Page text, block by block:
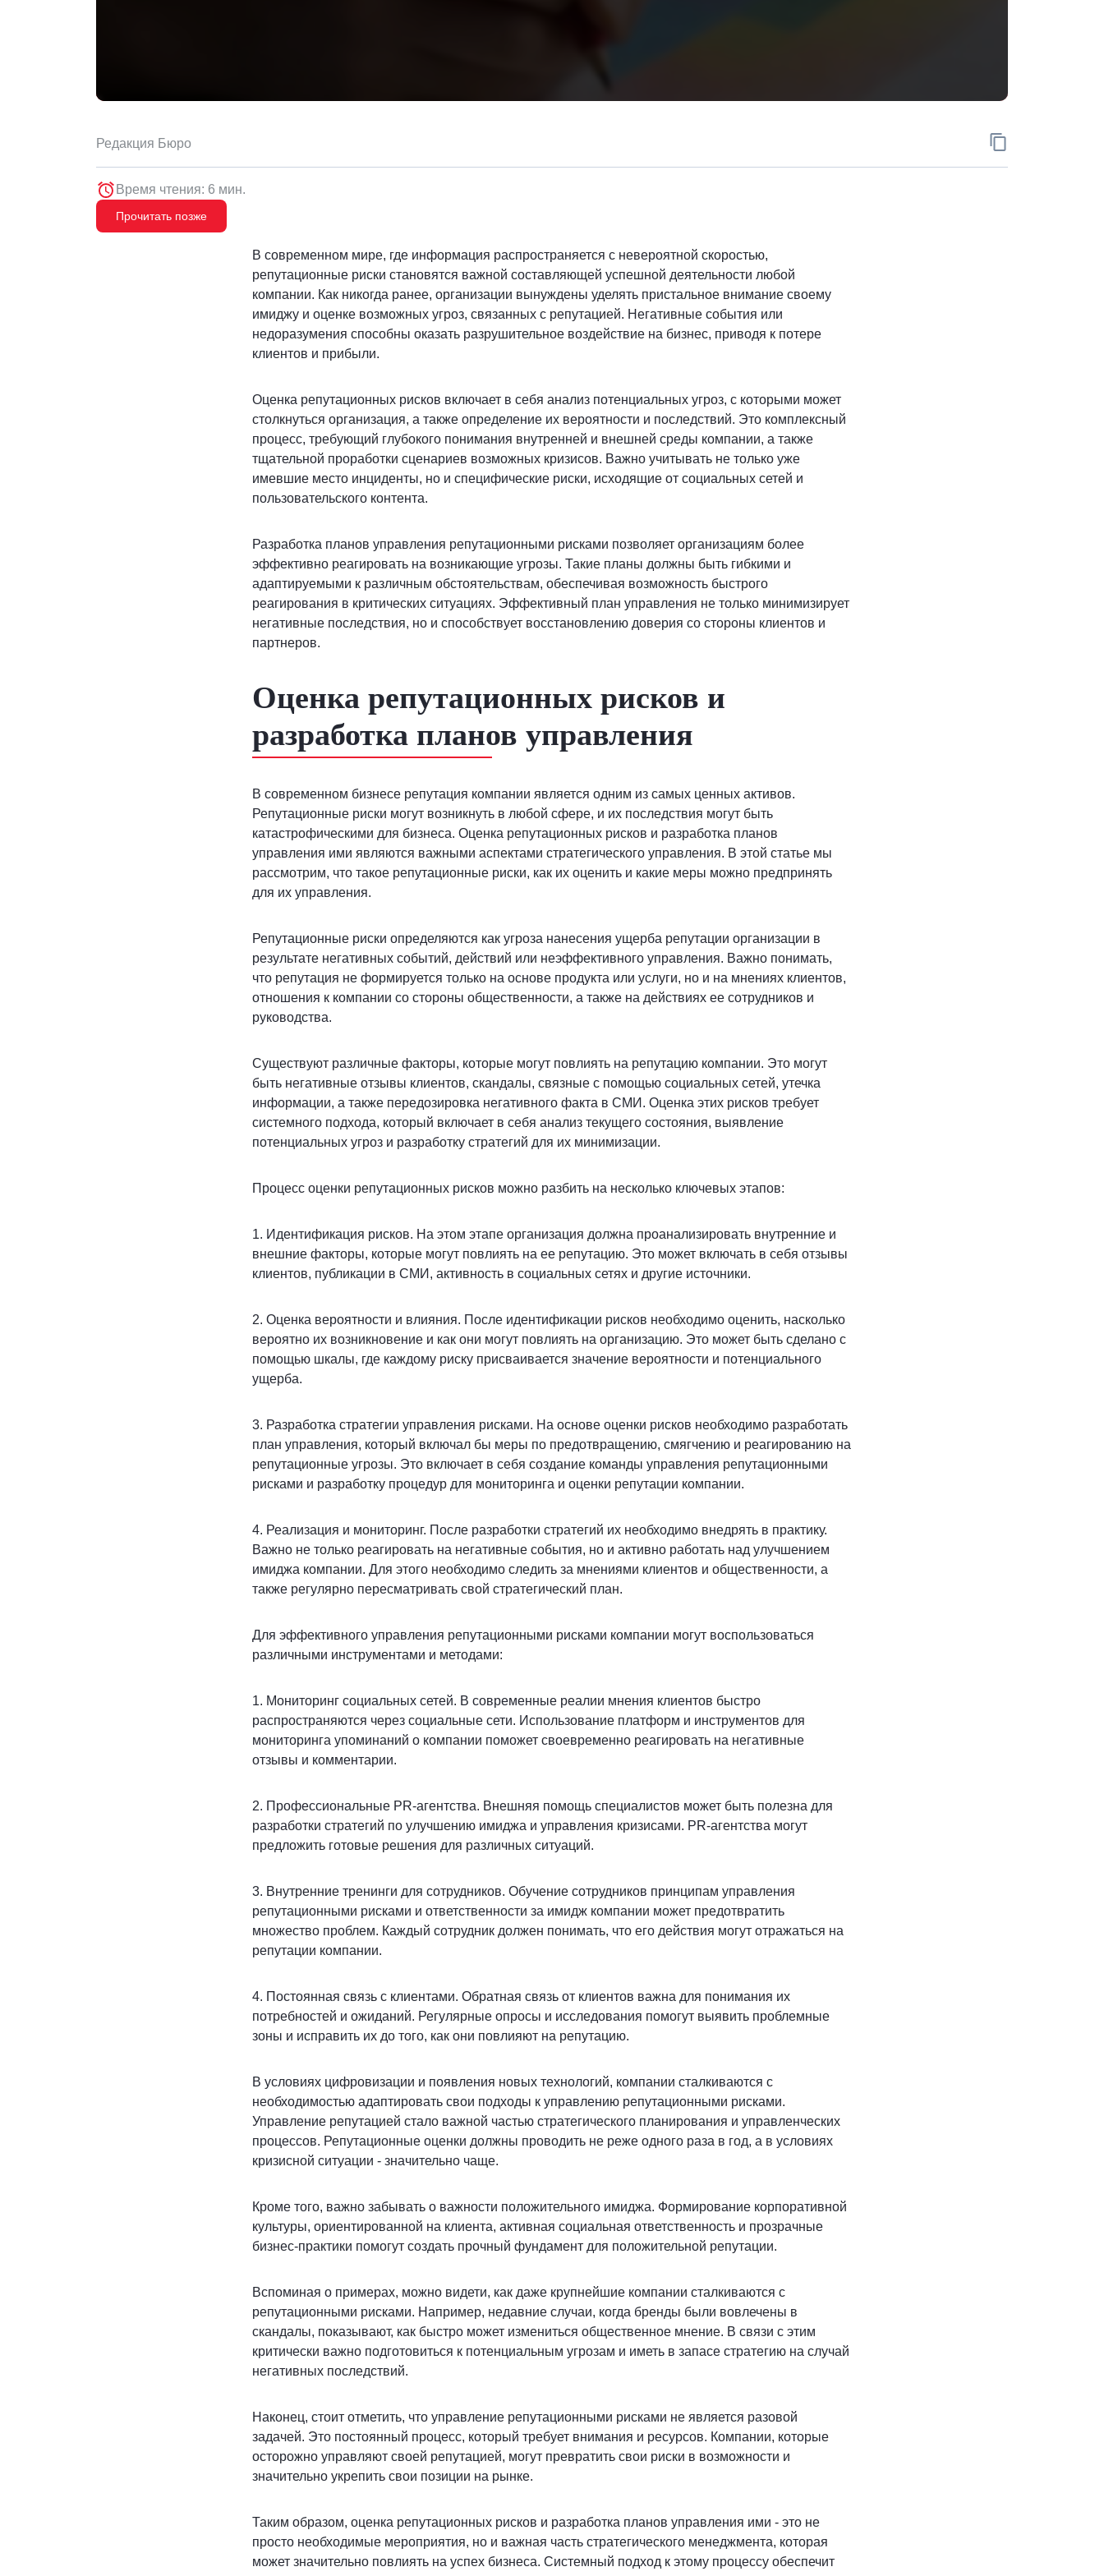
Редакция Бюро Скопировать
Время чтения: 6 мин.
Прочитать позже
В современном мире, где информация распространяется с невероятной скоростью,
репутационные риски становятся важной составляющей успешной деятельности любой
компании. Как никогда ранее, организации вынуждены уделять пристальное внимание своему
имиджу и оценке возможных угроз, связанных с репутацией. Негативные события или
недоразумения способны оказать разрушительное воздействие на бизнес, приводя к потере
клиентов и прибыли.
Оценка репутационных рисков включает в себя анализ потенциальных угроз, с которыми может
столкнуться организация, а также определение их вероятности и последствий. Это комплексный
процесс, требующий глубокого понимания внутренней и внешней среды компании, а также
тщательной проработки сценариев возможных кризисов. Важно учитывать не только уже
имевшие место инциденты, но и специфические риски, исходящие от социальных сетей и
пользовательского контента.
Разработка планов управления репутационными рисками позволяет организациям более
эффективно реагировать на возникающие угрозы. Такие планы должны быть гибкими и
адаптируемыми к различным обстоятельствам, обеспечивая возможность быстрого
реагирования в критических ситуациях. Эффективный план управления не только минимизирует
негативные последствия, но и способствует восстановлению доверия со стороны клиентов и
партнеров.
Оценка репутационных рисков и
разработка планов управления
В современном бизнесе репутация компании является одним из самых ценных активов.
Репутационные риски могут возникнуть в любой сфере, и их последствия могут быть
катастрофическими для бизнеса. Оценка репутационных рисков и разработка планов
управления ими являются важными аспектами стратегического управления. В этой статье мы
рассмотрим, что такое репутационные риски, как их оценить и какие меры можно предпринять
для их управления.
Репутационные риски определяются как угроза нанесения ущерба репутации организации в
результате негативных событий, действий или неэффективного управления. Важно понимать,
что репутация не формируется только на основе продукта или услуги, но и на мнениях клиентов,
отношения к компании со стороны общественности, а также на действиях ее сотрудников и
руководства.
Существуют различные факторы, которые могут повлиять на репутацию компании. Это могут
быть негативные отзывы клиентов, скандалы, связные с помощью социальных сетей, утечка
информации, а также передозировка негативного факта в СМИ. Оценка этих рисков требует
системного подхода, который включает в себя анализ текущего состояния, выявление
потенциальных угроз и разработку стратегий для их минимизации.
Процесс оценки репутационных рисков можно разбить на несколько ключевых этапов:
1. Идентификация рисков. На этом этапе организация должна проанализировать внутренние и
внешние факторы, которые могут повлиять на ее репутацию. Это может включать в себя отзывы
клиентов, публикации в СМИ, активность в социальных сетях и другие источники.
2. Оценка вероятности и влияния. После идентификации рисков необходимо оценить, насколько
вероятно их возникновение и как они могут повлиять на организацию. Это может быть сделано с
помощью шкалы, где каждому риску присваивается значение вероятности и потенциального
ущерба.
3. Разработка стратегии управления рисками. На основе оценки рисков необходимо разработать
план управления, который включал бы меры по предотвращению, смягчению и реагированию на
репутационные угрозы. Это включает в себя создание команды управления репутационными
рисками и разработку процедур для мониторинга и оценки репутации компании.
4. Реализация и мониторинг. После разработки стратегий их необходимо внедрять в практику.
Важно не только реагировать на негативные события, но и активно работать над улучшением
имиджа компании. Для этого необходимо следить за мнениями клиентов и общественности, а
также регулярно пересматривать свой стратегический план.
Для эффективного управления репутационными рисками компании могут воспользоваться
различными инструментами и методами:
1. Мониторинг социальных сетей. В современные реалии мнения клиентов быстро
распространяются через социальные сети. Использование платформ и инструментов для
мониторинга упоминаний о компании поможет своевременно реагировать на негативные
отзывы и комментарии.
2. Профессиональные PR-агентства. Внешняя помощь специалистов может быть полезна для
разработки стратегий по улучшению имиджа и управления кризисами. PR-агентства могут
предложить готовые решения для различных ситуаций.
3. Внутренние тренинги для сотрудников. Обучение сотрудников принципам управления
репутационными рисками и ответственности за имидж компании может предотвратить
множество проблем. Каждый сотрудник должен понимать, что его действия могут отражаться на
репутации компании.
4. Постоянная связь с клиентами. Обратная связь от клиентов важна для понимания их
потребностей и ожиданий. Регулярные опросы и исследования помогут выявить проблемные
зоны и исправить их до того, как они повлияют на репутацию.
В условиях цифровизации и появления новых технологий, компании сталкиваются с
необходимостью адаптировать свои подходы к управлению репутационными рисками.
Управление репутацией стало важной частью стратегического планирования и управленческих
процессов. Репутационные оценки должны проводить не реже одного раза в год, а в условиях
кризисной ситуации - значительно чаще.
Кроме того, важно забывать о важности положительного имиджа. Формирование корпоративной
культуры, ориентированной на клиента, активная социальная ответственность и прозрачные
бизнес-практики помогут создать прочный фундамент для положительной репутации.
Вспоминая о примерах, можно видети, как даже крупнейшие компании сталкиваются с
репутационными рисками. Например, недавние случаи, когда бренды были вовлечены в
скандалы, показывают, как быстро может измениться общественное мнение. В связи с этим
критически важно подготовиться к потенциальным угрозам и иметь в запасе стратегию на случай
негативных последствий.
Наконец, стоит отметить, что управление репутационными рисками не является разовой
задачей. Это постоянный процесс, который требует внимания и ресурсов. Компании, которые
осторожно управляют своей репутацией, могут превратить свои риски в возможности и
значительно укрепить свои позиции на рынке.
Таким образом, оценка репутационных рисков и разработка планов управления ими - это не
просто необходимые мероприятия, но и важная часть стратегического менеджмента, которая
может значительно повлиять на успех бизнеса. Системный подход к этому процессу обеспечит